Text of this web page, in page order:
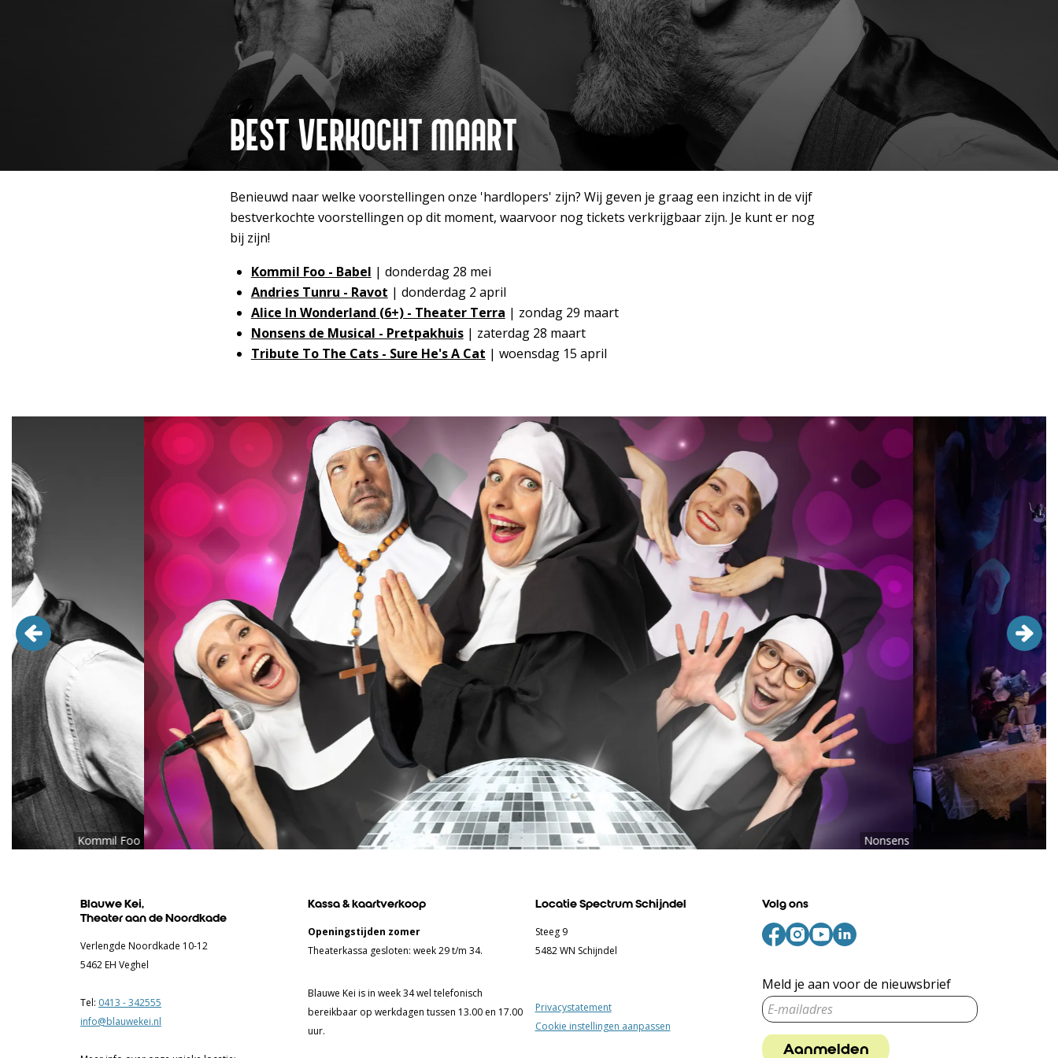
BEST VERKOCHT MAART
Benieuwd naar welke voorstellingen onze 'hardlopers' zijn? Wij geven je graag een inzicht in de vijf
bestverkochte voorstellingen op dit moment, waarvoor nog tickets verkrijgbaar zijn. Je kunt er nog
bij zijn!
Kommil Foo - Babel | donderdag 28 mei
Andries Tunru - Ravot | donderdag 2 april
Alice In Wonderland (6+) - Theater Terra | zondag 29 maart
Nonsens de Musical - Pretpakhuis | zaterdag 28 maart
Tribute To The Cats - Sure He's A Cat | woensdag 15 april
Kommil Foo Nonsens
Blauwe Kei,
Theater aan de Noordkade
Verlengde Noordkade 10-12
5462 EH Veghel
Tel: 0413 - 342555
info@blauwekei.nl
Kassa & kaartverkoop
Openingstijden zomer
Theaterkassa gesloten: week 29 t/m 34.
Blauwe Kei is in week 34 wel telefonisch
bereikbaar op werkdagen tussen 13.00 en 17.00
uur.
Locatie Spectrum Schijndel
Steeg 9
5482 WN Schijndel
Privacystatement
Cookie instellingen aanpassen
Volg ons
Meld je aan voor de nieuwsbrief
Aanmelden